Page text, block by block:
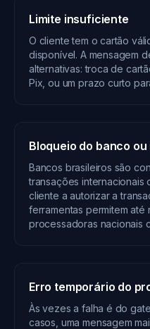
Limite insuficiente
O cliente tem o cartão
disponível. A mensagem
alternativas: troca de
Pix, ou um prazo curto
Bloqueio do banco
Bancos brasileiros são
transações internacionais
cliente a autorizar a
ferramentas permitem até
processadoras nacionais
Erro temporário do
Às vezes a falha é do
casos, uma mensagem